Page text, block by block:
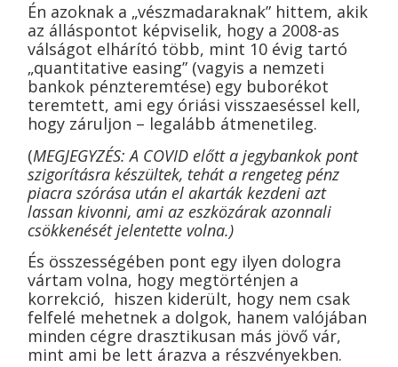
Én azoknak a „vészmadaraknak” hittem, akik
az álláspontot képviselik, hogy a 2008-as
válságot elhárító több, mint 10 évig tartó
„quantitative easing” (vagyis a nemzeti
bankok pénzteremtése) egy buborékot
teremtett, ami egy óriási visszaeséssel kell,
hogy záruljon – legalább átmenetileg.
(MEGJEGYZÉS: A COVID előtt a jegybankok pont
szigorításra készültek, tehát a rengeteg pénz
piacra szórása után el akarták kezdeni azt
lassan kivonni, ami az eszközárak azonnali
csökkenését jelentette volna.)
És összességében pont egy ilyen dologra
vártam volna, hogy megtörténjen a
korrekció, hiszen kiderült, hogy nem csak
felfelé mehetnek a dolgok, hanem valójában
minden cégre drasztikusan más jövő vár,
mint ami be lett árazva a részvényekben.